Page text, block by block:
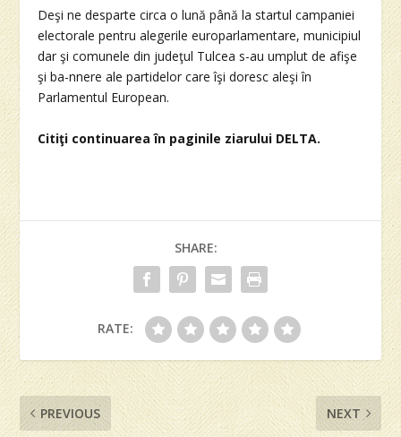
Deşi ne desparte circa o lună până la startul campaniei
electorale pentru alegerile europarlamentare, municipiul
dar şi comunele din judeţul Tulcea s-au umplut de afişe
şi ba-nnere ale partidelor care îşi doresc aleşi în
Parlamentul European.
Citiţi continuarea în paginile ziarului DELTA.
SHARE:
RATE:
PREVIOUS NEXT